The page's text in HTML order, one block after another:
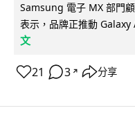
Samsung 電子 MX 部門
表示，品牌正推動
文
21 3 ↗ 分享